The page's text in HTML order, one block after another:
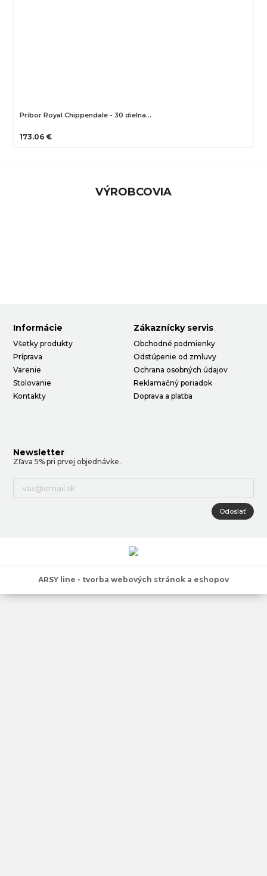
Príbor Royal Chippendale - 30 dielna…
173.06 €
VÝROBCOVIA
Informácie
Všetky produkty
Príprava
Varenie
Stolovanie
Kontakty
Zákaznícky servis
Obchodné podmienky
Odstúpenie od zmluvy
Ochrana osobných údajov
Reklamačný poriadok
Doprava a platba
Newsletter
Zľava 5% pri prvej objednávke.
Odoslať
ARSY line - tvorba webových stránok a eshopov